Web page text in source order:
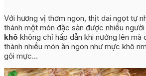
Với hương vị thơm ngon, thịt dai ngọt tự
thành một món đặc sản được nhiều
khô không chỉ hấp dẫn khi nướng lên mà
thành nhiều món ăn ngon như mực khô
gỏi mực…